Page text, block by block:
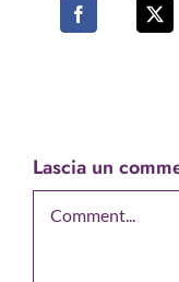
Lascia un